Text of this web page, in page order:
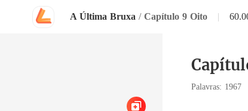
A Última Bruxa / Capítulo 9 Oito |
Palavras: 1967